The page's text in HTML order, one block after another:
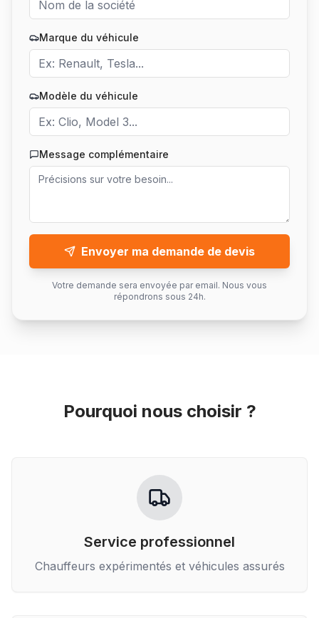
Marque du véhicule
Modèle du véhicule
Message complémentaire
Envoyer ma demande de devis
Votre demande sera envoyée par email. Nous vous
répondrons sous 24h.
Pourquoi nous choisir ?
Service professionnel
Chauffeurs expérimentés et véhicules assurés